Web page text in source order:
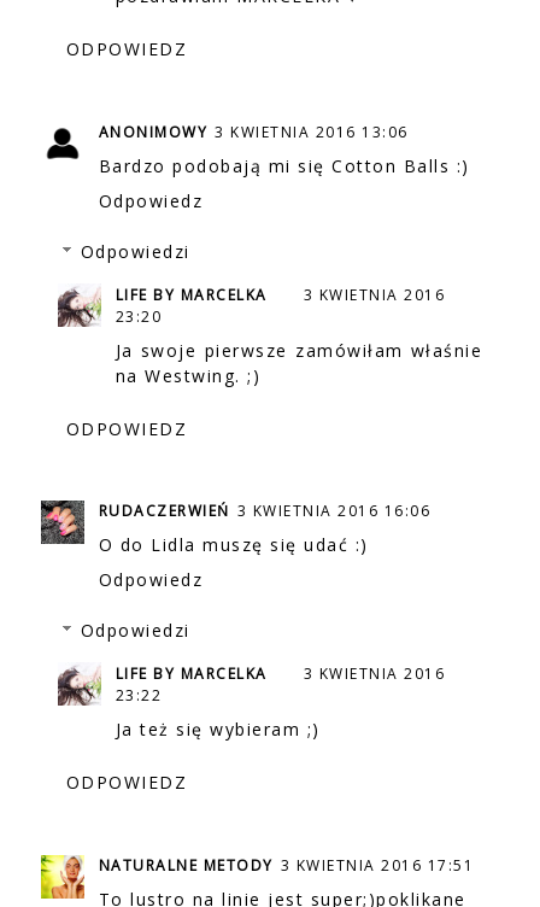
ODPOWIEDZ
ANONIMOWY 3 KWIETNIA 2016 13:06
Bardzo podobają mi się Cotton Balls :)
Odpowiedz
Odpowiedzi
LIFE BY MARCELKA
3 KWIETNIA 2016
23:20
Ja swoje pierwsze zamówiłam właśnie
na Westwing. ;)
ODPOWIEDZ
RUDACZERWIEŃ 3 KWIETNIA 2016 16:06
O do Lidla muszę się udać :)
Odpowiedz
Odpowiedzi
LIFE BY MARCELKA
3 KWIETNIA 2016
23:22
Ja też się wybieram ;)
ODPOWIEDZ
NATURALNE METODY 3 KWIETNIA 2016 17:51
To lustro na linie jest super;)poklikane